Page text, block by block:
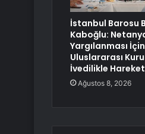
İstanbul Barosu
Kaboğlu:
Yargılanması
Uluslararası
İvedilikle
Ağustos 8, 2026